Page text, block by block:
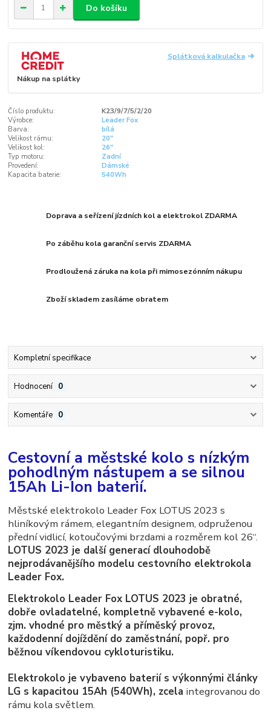
Do košíku
Splátková kalkulačka
Nákup na splátky
Číslo produktu:
K23/9/7/5/2/20
Výrobce:
Leader Fox
Barva:
bílá
Velikost rámu:
20"
Velikost kol:
26"
Typ motoru:
Zadní
Provedení:
Dámské
Kapacita baterie:
540Wh
Doprava a seřízení jízdních kol a elektrokol ZDARMA
Po záběhu kola garanční servis ZDARMA
Prodloužená záruka na kola při mimosezónním nákupu
Zboží skladem zasíláme obratem
Kompletní specifikace
Hodnocení 0
Komentáře 0
Cestovní a městské kolo s nízkým
pohodlným nástupem a se silnou
15Ah Li-Ion baterií.
Městské elektrokolo Leader Fox LOTUS 2023 s
hliníkovým rámem, elegantním designem, odpruženou
přední vidlicí, kotoučovými brzdami a rozměrem kol 26“.
LOTUS 2023 je další generací dlouhodobě
nejprodávanějšího modelu cestovního elektrokola
Leader Fox.
Elektrokolo Leader Fox LOTUS 2023 je obratné,
dobře ovladatelné, kompletně vybavené e-kolo,
zjm. vhodné pro městký a příměský provoz,
každodenní dojíždění do zaměstnání, popř. pro
běžnou víkendovou cykloturistiku.
Elektrokolo je vybaveno baterií s výkonnými články
LG s kapacitou 15Ah (540Wh), zcelaintegrovanou do
rámu kola světlem.